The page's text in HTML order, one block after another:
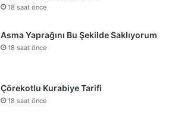
18 saat önce
Asma Yaprağını Bu Şekilde Saklıyorum
18 saat önce
Çörekotlu Kurabiye Tarifi
18 saat önce